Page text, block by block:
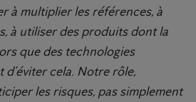
à multiplier les références, à
à utiliser des produits dont la
que des technologies
cela. Notre rôle,
les risques, pas simplement